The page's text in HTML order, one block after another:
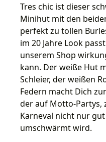
Tres chic ist dieser
Minihut mit den
perfekt zu tollen
im 20 Jahre Look
unserem Shop
kann. Der weiße Hut
Schleier, der weißen
Federn macht Dich
der auf Motto-Partys,
Karneval nicht nur
umschwärmt wird.